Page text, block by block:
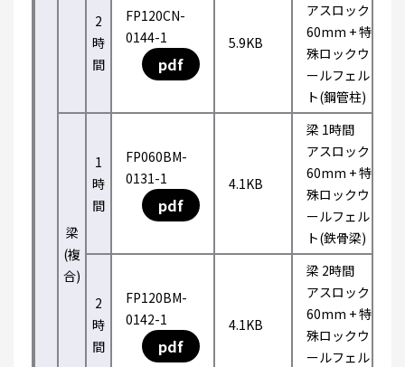
2
時
間
FP120CN-
0144-1
pdf
5.9KB
アスロック
60mm + 特
殊ロックウ
ールフェル
ト(鋼管柱)
梁
(複
合)
1
時
間
FP060BM-
0131-1
pdf
4.1KB
梁 1時間
アスロック
60mm + 特
殊ロックウ
ールフェル
ト(鉄骨梁)
2
時
間
FP120BM-
0142-1
pdf
4.1KB
梁 2時間
アスロック
60mm + 特
殊ロックウ
ールフェル